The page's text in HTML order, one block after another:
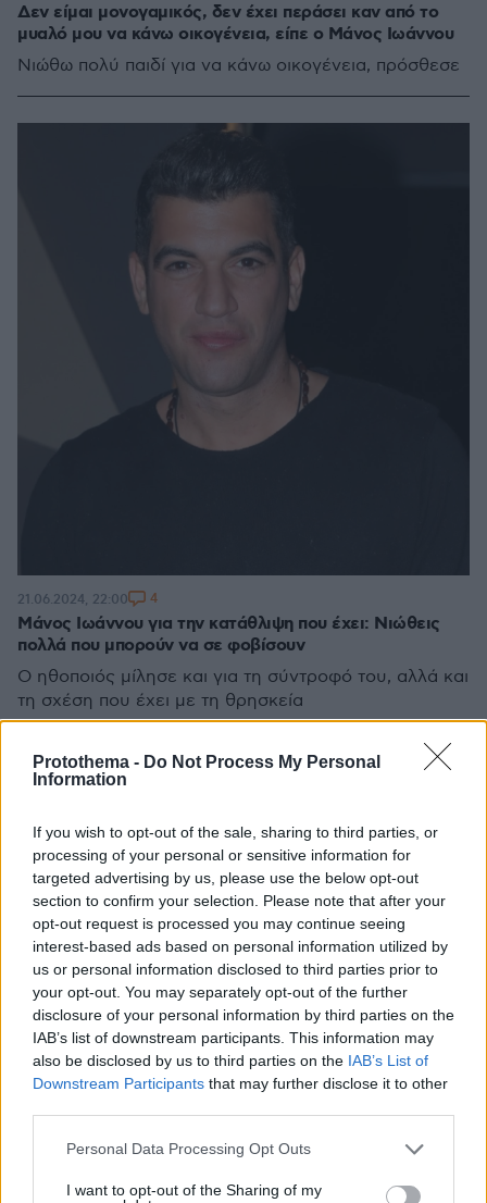
Protothema - Do Not Process My Personal
Information
If you wish to opt-out of the sale, sharing to third parties, or
processing of your personal or sensitive information for
targeted advertising by us, please use the below opt-out
section to confirm your selection. Please note that after your
opt-out request is processed you may continue seeing
interest-based ads based on personal information utilized by
us or personal information disclosed to third parties prior to
your opt-out. You may separately opt-out of the further
disclosure of your personal information by third parties on the
IAB’s list of downstream participants. This information may
also be disclosed by us to third parties on the IAB’s List of
Downstream Participants that may further disclose it to other
Please note that this website/app uses one or more Google
not limited to your visit or usage behaviour. You may click to
Personal Data Processing Opt Outs
I want to opt-out of the Sharing of my
Δεν είμαι μονογαμικός, δεν έχει περάσει καν από το
μυαλό μου να κάνω οικογένεια, είπε ο Μάνος Ιωάννου
Νιώθω πολύ παιδί για να κάνω οικογένεια, πρόσθεσε
Μάνος Ιωάννου για την κατάθλιψη που έχει: Νιώθεις
πολλά που μπορούν να σε φοβίσουν
Ο ηθοποιός μίλησε και για τη σύντροφό του, αλλά και
τη σχέση που έχει με τη θρησκεία
21.06.2024, 22:00 4